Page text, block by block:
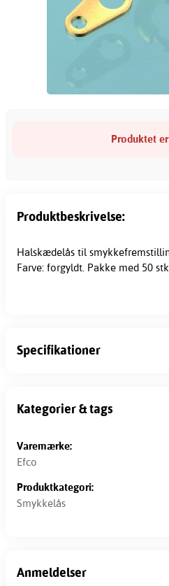
Produktet
Produktbeskrivelse:
Halskædelås til
Farve: forgyldt. Pakke med 50
Specifikationer
Kategorier & tags
Varemærke:
Efco
Produktkategori:
Smykkelås
Anmeldelser